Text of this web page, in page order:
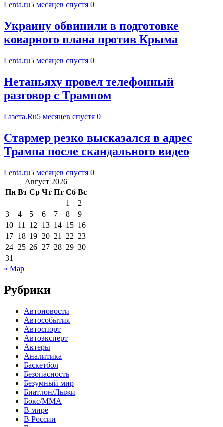
Lenta.ru5 месяцев спустя 0
Украину обвинили в подготовке
коварного плана против Крыма
Lenta.ru5 месяцев спустя 0
Нетаньяху провел телефонный
разговор с Трампом
Газета.Ru5 месяцев спустя 0
Стармер резко высказался в адрес
Трампа после скандального видео
Lenta.ru5 месяцев спустя 0
Август 2026
Пн Вт Ср Чт Пт Сб Вс
1
2
3
4 5 6 7 8
9
10 11 12 13 14 15 16
17 18 19 20 21 22 23
24 25 26 27 28 29 30
31
« Мар
Рубрики
Автоновости
Автособытия
Автоспорт
Автоэксперт
Актеры
Аналитика
Баскетбол
Безопасность
Безумный мир
Биатлон/Лыжи
Бокс/MMA
В мире
В России